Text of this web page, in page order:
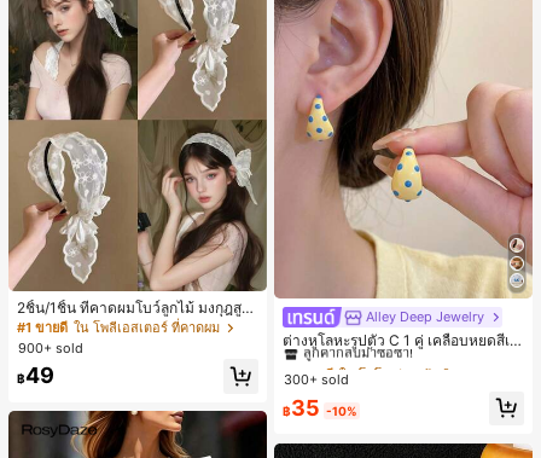
2ชิ้น/1ชิ้น ที่คาดผมโบว์ลูกไม้ มงกุฎสูง
แถบกว้าง สีดำ สีขาว สำหรับใส่ประจำ
วัน กิ๊บติดผม ยางรัดผม (ลายปักดอกไม้
จัดวางแบบสุ่ม)
#1 ขายดี ใน โพลีเอสเตอร์ ที่คาดผม
900+ sold
฿49
Alley Deep Jewelry
ต่างหูโลหะรูปตัว C 1 คู่ เคลือบหยดสีเห
ลือง ลายจุดสีน้ำเงิน สไตล์ยุโรปและอเม
ริกัน แฟชั่นส่วนตัว หวานและสง่างาม
ดินทาง งานแต่งงาน ปาร์ตี้ วันเกิด ของ
#1 ขายดี ใน โบโฮ ต่างหูผู้หญิง
ลูกค้ากลับมาซื้อซ้ำ!
#1 ขายดี ใน โบโฮ ต่างหูผู้หญิง
ลูกค้ากลับมาซื้อซ้ำ!
#1 ขายดี ใน โบโฮ ต่างหูผู้หญิง
ลูกค้ากลับมาซื้อซ้ำ!
#1 ขายดี
ใน โบโฮ ต่างหูผู้หญิง
300+ sold
฿35 -10%